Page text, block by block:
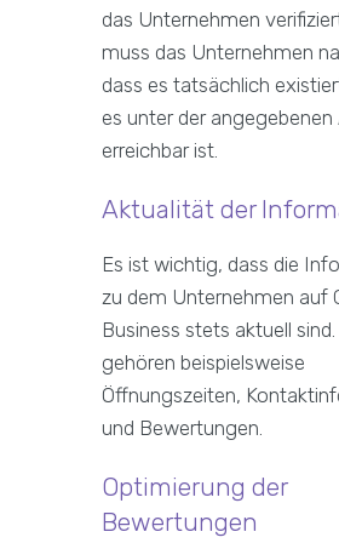
das Unternehmen
muss das Unternehmen
dass es tatsächlich
es unter der angegebenen
erreichbar ist.
Aktualität der
Es ist wichtig, dass die
zu dem Unternehmen auf
Business stets aktuell
gehören beispielsweise
Öffnungszeiten,
und Bewertungen.
Optimierung der
Bewertungen